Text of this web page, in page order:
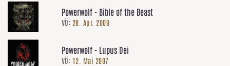
Powerwolf - Bible of the Beast
VÖ: 28. Apr. 2009
Powerwolf - Lupus Dei
VÖ: 12. Mai 2007